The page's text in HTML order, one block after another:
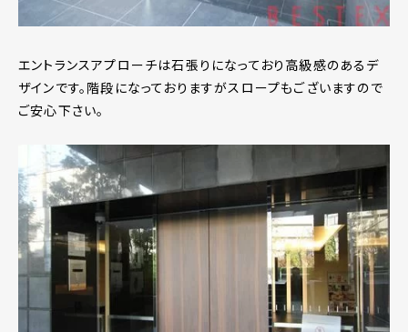
エントランスアプローチは石張りになっており高級感のあるデ
ザインです。階段になっておりますがスロープもございますので
ご安心下さい。